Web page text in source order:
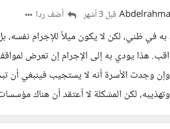
قبل 3 أشهر أضف ردا
به في ظني، لكن لا يكون ميلاً للإجرام
هذا يودي به إلى الإجرام إن تعرض
وإن وجدت الأسرة أنه لا يستجيب فينبغي
لكن المشكلة لا أعتقد أن هناك